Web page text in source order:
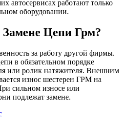
автосервисах работают только
оборудовании.
Цепи Грм?
за работу другой фирмы.
в обязательном порядке
или ролик натяжителя. Внешним
износ шестерен ГРМ на
сильном износе или
подлежат замене.